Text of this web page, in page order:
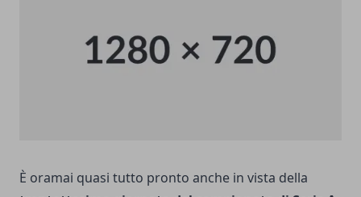
È oramai quasi tutto pronto anche in vista della